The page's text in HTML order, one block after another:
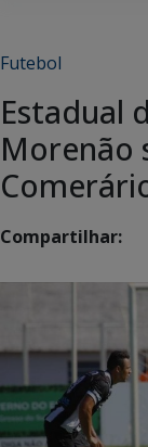
Futebol
Estadual
Morenão
Compartilhar: